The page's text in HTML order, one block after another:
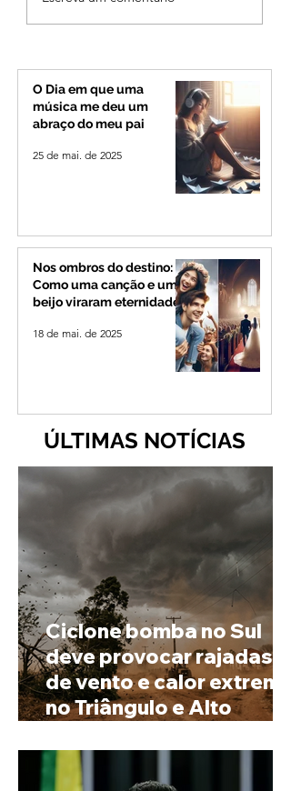
mas partido nega
de Minas
O Dia em que uma
música me deu um
abraço do meu pai
25 de mai. de 2025
Nos ombros do destino:
Como uma canção e um
beijo viraram eternidade
18 de mai. de 2025
ÚLTIMAS NOTÍCIAS
Ciclone bomba no Sul
deve provocar rajadas
de vento e calor extremo
no Triângulo e Alto